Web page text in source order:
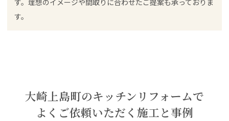
す。理想のイメージや間取りに合わせたご提案も承っておりま
す。
大崎上島町のキッチンリフォームで
よくご依頼いただく施工と事例